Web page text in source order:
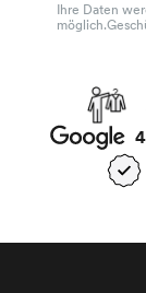
Ihre Daten